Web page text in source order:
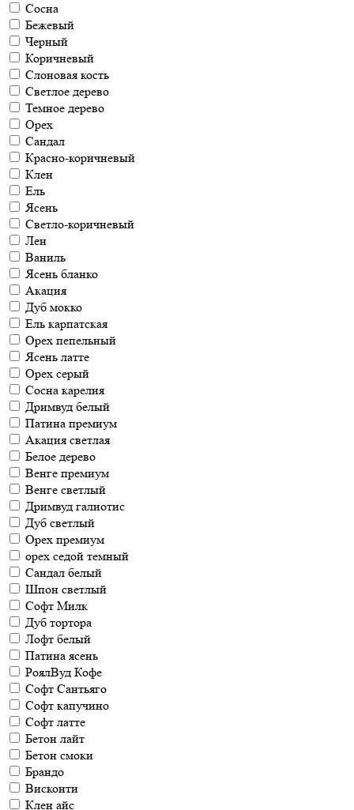
Сосна
Бежевый
Черный
Коричневый
Слоновая кость
Светлое дерево
Темное дерево
Орех
Сандал
Красно-коричневый
Клен
Ель
Ясень
Светло-коричневый
Лен
Ваниль
Ясень бланко
Акация
Дуб мокко
Ель карпатская
Орех пепельный
Ясень латте
Орех серый
Сосна карелия
Дримвуд белый
Патина премиум
Акация светлая
Белое дерево
Венге премиум
Венге светлый
Дримвуд галиотис
Дуб светлый
Орех премиум
орех седой темный
Сандал белый
Шпон светлый
Софт Милк
Дуб тортора
Лофт белый
Патина ясень
РоялВуд Кофе
Софт Сантьяго
Софт капучино
Софт латте
Бетон лайт
Бетон смоки
Брандо
Висконти
Клен айс